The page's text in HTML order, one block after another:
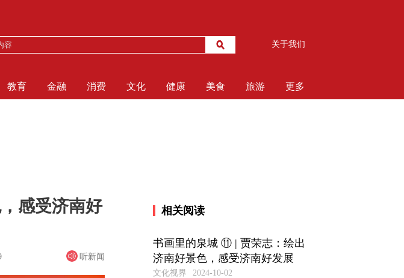
关于我们
教育 金融 消费 文化 健康 美食 旅游 更多
感受济南好
听新闻
相关阅读
书画里的泉城 ⑪ | 贾荣志：绘出
济南好景色，感受济南好发展
文化视界 2024-10-02